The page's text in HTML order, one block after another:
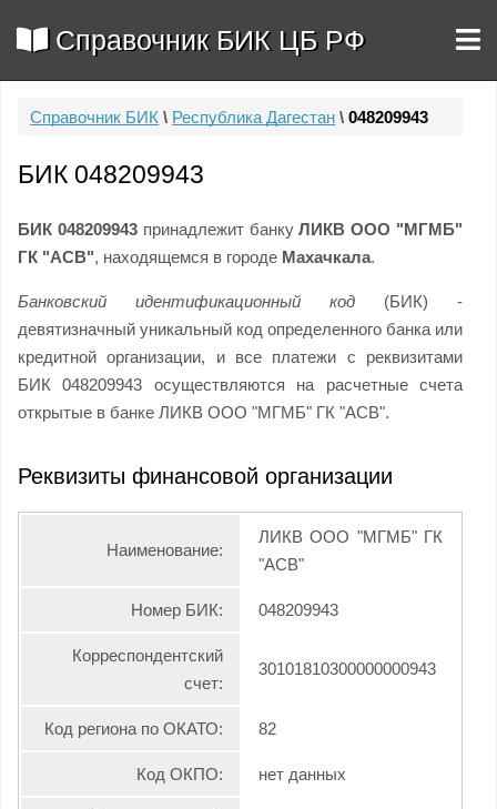
Справочник БИК ЦБ РФ
Справочник БИК \ Республика Дагестан \ 048209943
БИК 048209943
БИК 048209943принадлежит банкуЛИКВ ООО "МГМБ"
ГК "АСВ", находящемся в городе Махачкала.
Банковский идентификационный код (БИК) -
девятизначный уникальный код определенного банка или
кредитной организации, и все платежи с реквизитами
БИК 048209943 осуществляются на расчетные счета
открытые в банке ЛИКВ ООО "МГМБ" ГК "АСВ".
Реквизиты финансовой организации
Наименование:
ЛИКВ ООО "МГМБ" ГК
"АСВ"
Номер БИК: 048209943
Корреспондентский
счет:
30101810300000000943
Код региона по ОКАТО: 82
Код ОКПО: нет данных